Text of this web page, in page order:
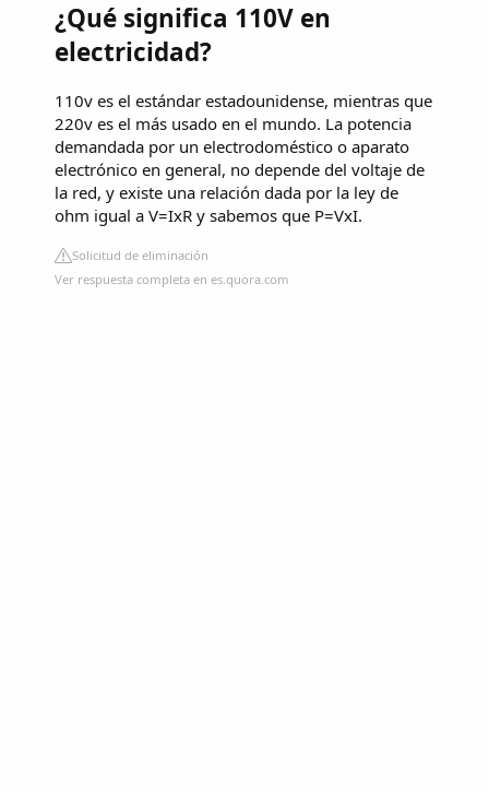
¿Qué significa 110V en
electricidad?
110v es el estándar estadounidense, mientras que
220v es el más usado en el mundo. La potencia
demandada por un electrodoméstico o aparato
electrónico en general, no depende del voltaje de
la red, y existe una relación dada por la ley de
ohm igual a V=IxR y sabemos que P=VxI.
Solicitud de eliminación
Ver respuesta completa en es.quora.com